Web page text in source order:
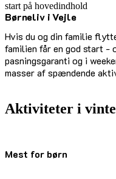
start på hovedindhold
Børneliv i Vejle
Hvis du og din familie
familien får en god start -
pasningsgaranti og i
masser af spændende
senest opdateret 17. februar
Aktiviteter i
Mest for børn